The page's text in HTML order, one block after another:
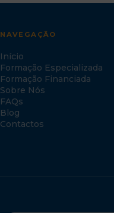
NAVEGAÇÃO
Início
Formação Especializada
Formação Financiada
Sobre Nós
FAQs
Blog
Contactos